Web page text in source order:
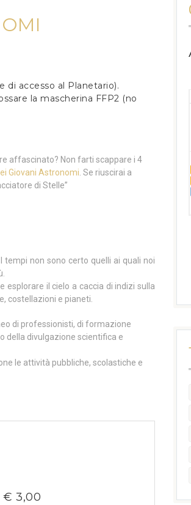
di accesso al Planetario).
la mascherina FFP2 (no
affascinato? Non farti scappare i 4
Giovani Astronomi . Se riuscirai a
di Stelle”
tempi non sono certo quelli ai quali noi
esplorare il cielo a caccia di indizi sulla
costellazioni e pianeti.
di professionisti, di formazione
della divulgazione scientifica e
le attività pubbliche, scolastiche e
3,00